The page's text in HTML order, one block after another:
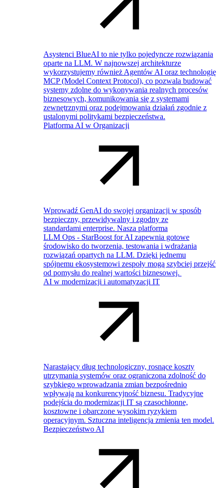
Asystenci BlueAI to nie tylko pojedyncze rozwiązania
oparte na LLM. W najnowszej architekturze
wykorzystujemy również Agentów AI oraz technologię
MCP (Model Context Protocol), co pozwala budować
systemy zdolne do wykonywania realnych procesów
biznesowych, komunikowania się z systemami
zewnętrznymi oraz podejmowania działań zgodnie z
ustalonymi politykami bezpieczeństwa.
Platforma AI w Organizacji
Wprowadź GenAI do swojej organizacji w sposób
bezpieczny, przewidywalny i zgodny ze
standardami enterprise. Nasza platforma
LLM Ops - StarBoost for AI zapewnia gotowe
środowisko do tworzenia, testowania i wdrażania
rozwiązań opartych na LLM. Dzięki jednemu
spójnemu ekosystemowi zespoły mogą szybciej przejść
od pomysłu do realnej wartości biznesowej.
AI w modernizacji i automatyzacji IT
Narastający dług technologiczny, rosnące koszty
utrzymania systemów oraz ograniczona zdolność do
szybkiego wprowadzania zmian bezpośrednio
wpływają na konkurencyjność biznesu. Tradycyjne
podejścia do modernizacji IT są czasochłonne,
kosztowne i obarczone wysokim ryzykiem
operacyjnym. Sztuczna inteligencja zmienia ten model.
Bezpieczeństwo AI